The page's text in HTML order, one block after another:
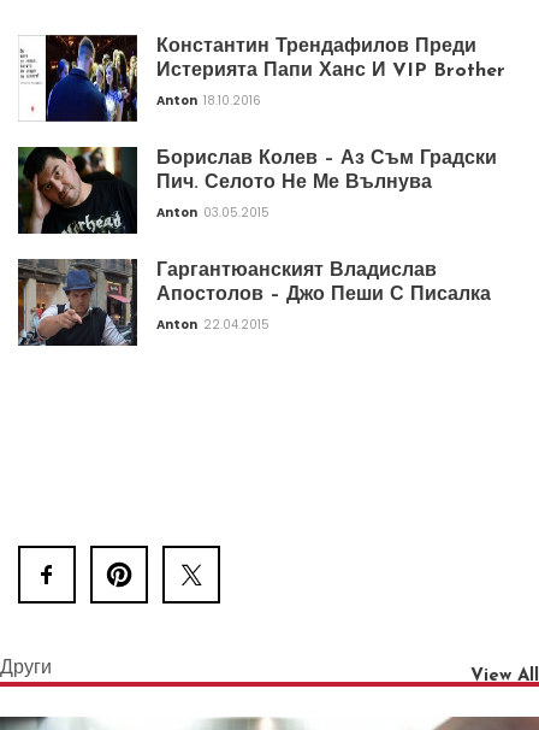
Константин Трендафилов Преди
Истерията Папи Ханс И VIP Brother
Anton 18.10.2016
Борислав Колев – Аз Съм Градски
Пич. Селото Не Ме Вълнува
Anton 03.05.2015
Гаргантюанският Владислав
Апостолов – Джо Пеши С Писалка
Anton 22.04.2015
Други View All